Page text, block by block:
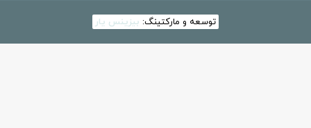
توسعه و مارکتینگ: بیزینس یار